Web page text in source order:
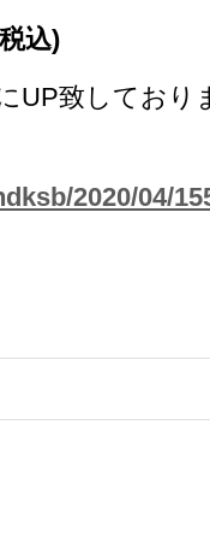
込)
UP致しており
2020/04/